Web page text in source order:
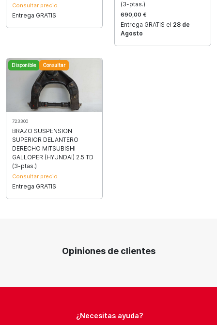
Consultar precio
Entrega GRATIS
(3-ptas.)
690,00 €
Entrega GRATIS el 28 de
Agosto
Disponible Consultar
723300
BRAZO SUSPENSION
SUPERIOR DELANTERO
DERECHO MITSUBISHI
GALLOPER (HYUNDAI) 2.5 TD
(3-ptas.)
Consultar precio
Entrega GRATIS
Opiniones de clientes
¿Necesitas ayuda?